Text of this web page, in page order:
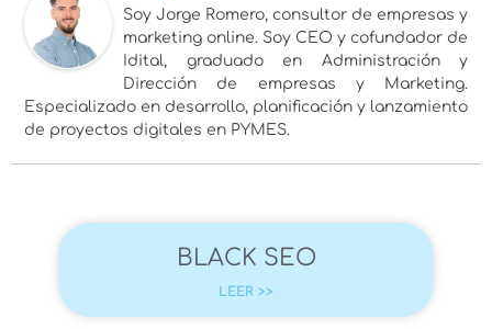
Soy Jorge Romero, consultor de empresas y
marketing online. Soy CEO y cofundador de
Idital, graduado en Administración y
Dirección de empresas y Marketing.
Especializado en desarrollo, planificación y lanzamiento
de proyectos digitales en PYMES.
BLACK SEO
LEER >>